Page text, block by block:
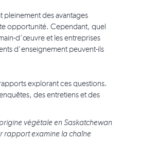
pleinement des avantages
opportunité. Cependant, quel
d’œuvre et les entreprises
d’enseignement peuvent-ils
explorant ces questions.
des entretiens et des
végétale en Saskatchewan
rapport examine la chaîne